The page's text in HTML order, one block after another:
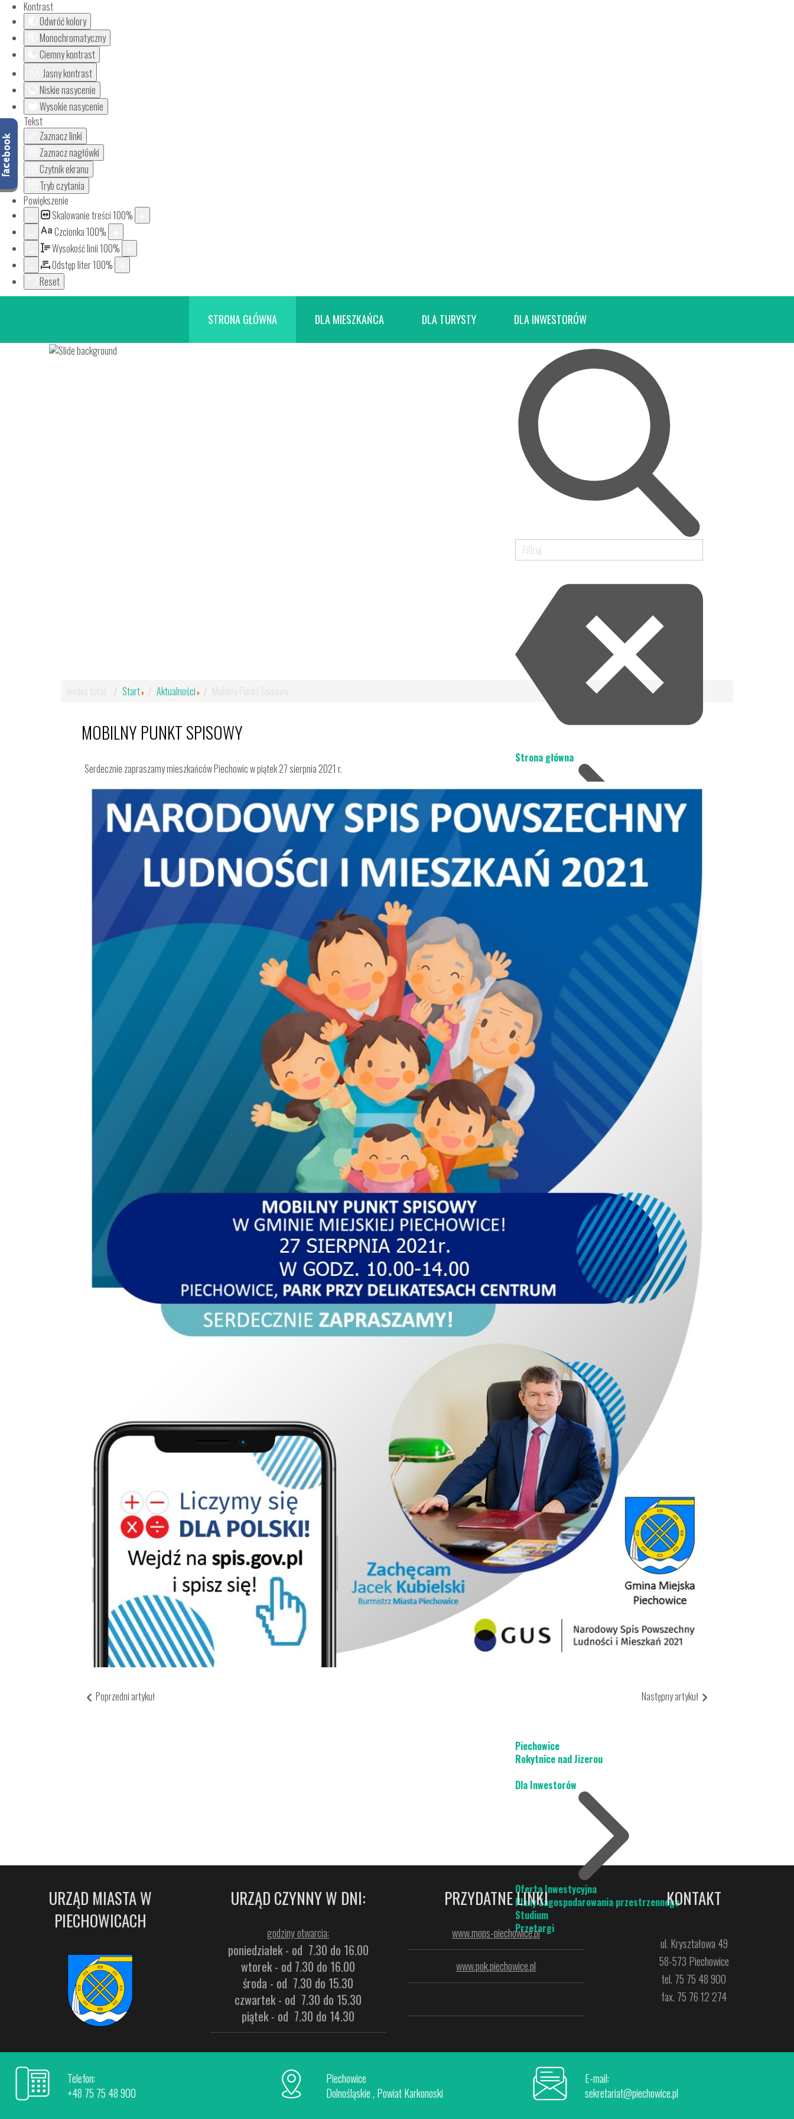
Kontrast
Odwróć kolory
Monochromatyczny
Ciemny kontrast
Jasny kontrast
Niskie nasycenie
Wysokie nasycenie
Tekst
Zaznacz linki
Zaznacz nagłówki
Czytnik ekranu
Tryb czytania
Powiększenie
Skalowanie treści 100%
Aa Czcionka 100%
Wysokość linii 100%
Odstęp liter100%
Reset
STRONA GŁÓWNA DLA MIESZKAŃCA DLA TURYSTY DLA INWESTORÓW
Strona główna
Aktualności
Dla Mieszkańca
Ochrona środowiska
Dotacja do wymiany źródeł ogrzewania
Ciepłe Mieszkanie
Odpady komunalne
Piechowicki Ośrodek Kultury
Miejski Ośrodek Pomocy Społecznej
Zakład Usług Komunalnych
Strategie i programy
Zarządzanie kryzysowe
organizacje pozarządowe
Informator Piechowicki
Kontakt z urzędnikiem i Radą Miasta / E-SESJA
Cmentarz komunalny
Budżet obywatelski
Projekty UE
Piechowice i Steinigtwolmsdorf
Piechowice- Demitz Thumitz
Drogi do szkła i granitu
Dla Turysty
Poznaj Piechowice
Karkonosze
Wirtualny spacer
Piechowice
Rokytnice nad Jizerou
Dla Inwestorów
Oferta Inwestycyjna
Plany Zagospodarowania przestrzennego
Studium
Przetargi
Jesteś tutaj: Start Aktualności Mobilny Punkt Spisowy
MOBILNY PUNKT SPISOWY
Serdecznie zapraszamy mieszkańców Piechowic w piątek 27 sierpnia 2021 r.
Poprzedni artykuł Następny artykuł
URZĄD MIASTA W
PIECHOWICACH
URZĄD CZYNNY W DNI:
godziny otwarcia:
poniedziałek - od 7.30 do 16.00
wtorek - od 7.30 do 16.00
środa - od 7.30 do 15.30
czwartek - od 7.30 do 15.30
piątek - od 7.30 do 14.30
PRZYDATNE LINKI
www.mops-piechowice.pl
www.pok.piechowice.pl
KONTAKT
ul. Kryształowa 49
58-573 Piechowice
tel. 75 75 48 900
fax. 75 76 12 274
Telefon:
+48 75 75 48 900
Piechowice
Dolnośląskie , Powiat Karkonoski
E-mail:
sekretariat@piechowice.pl